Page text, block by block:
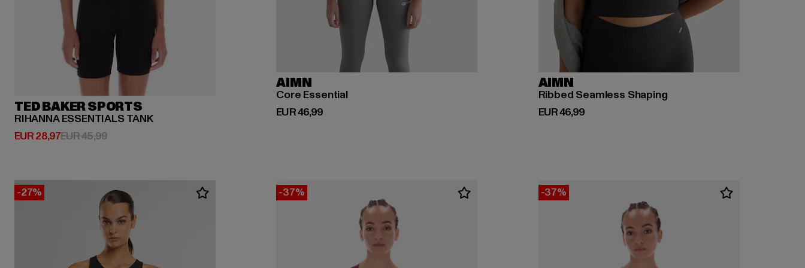
TED BAKER SPORTS
RIHANNA ESSENTIALS TANK
EUR 28,97
Derzeitiger Preis: EUR 28,97
EUR 45,99Aktionspreis: EUR 45,99
AIMN
Core Essential
EUR 46,99
Derzeitiger Preis: EUR 46,99
AIMN
Ribbed Seamless Shaping
EUR 46,99
Derzeitiger Preis: EUR 46,99
-27% -37% -37%